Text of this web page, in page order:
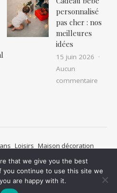
personnalisé
pas cher : nos
meilleures
idées
15 juin 2026
Aucun
commentaire
Loisirs Maison décoration
Santé
Mentions légales
that we give you the best
you continue to use this site we
are happy with it.